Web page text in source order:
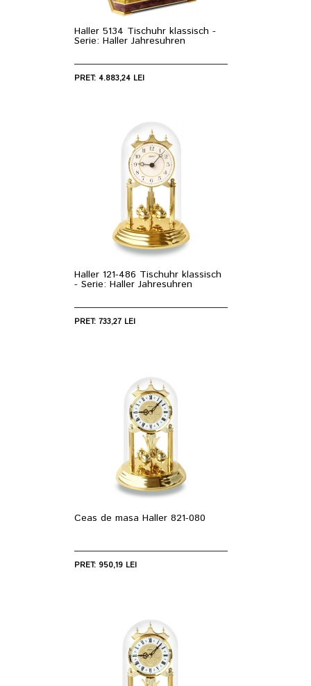
Haller 5134 Tischuhr klassisch -
Serie: Haller Jahresuhren
PRET: 4.883,24 LEI
Haller 121-486 Tischuhr klassisch
- Serie: Haller Jahresuhren
PRET: 733,27 LEI
Ceas de masa Haller 821-080
PRET: 950,19 LEI